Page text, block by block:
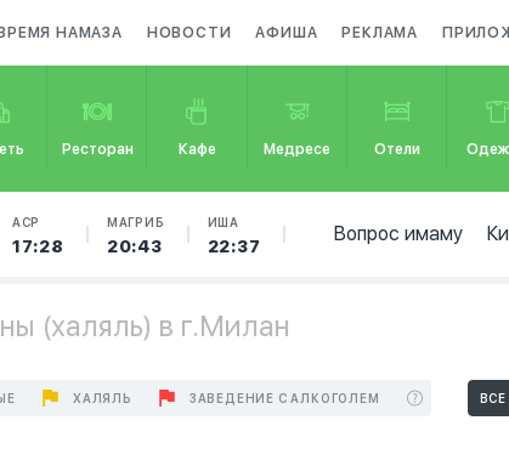
ВРЕМЯ НАМАЗА НОВОСТИ АФИША РЕКЛАМА
Ресторан Кафе Медресе Отели
АСР
17:28
МАГРИБ
20:43
ИША
22:37
Вопрос имаму
(халяль) в г.Милан
ХАЛЯЛЬ ЗАВЕДЕНИЕ С АЛКОГОЛЕМ ВСЕ